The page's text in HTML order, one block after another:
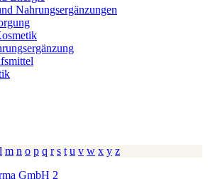
Nahrungsergänzungen
l m n o p q r s t u v w x y z
GmbH 2